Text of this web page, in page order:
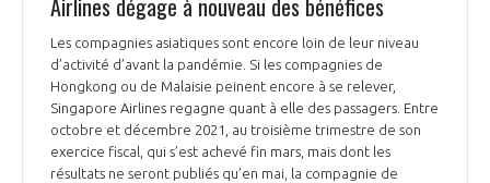
Airlines dégage à nouveau des bénéfices
Les compagnies asiatiques sont encore loin de leur niveau
d’activité d’avant la pandémie. Si les compagnies de
Hongkong ou de Malaisie peinent encore à se relever,
Singapore Airlines regagne quant à elle des passagers. Entre
octobre et décembre 2021, au troisième trimestre de son
exercice fiscal, qui s’est achevé fin mars, mais dont les
résultats ne seront publiés qu’en mai, la compagnie de